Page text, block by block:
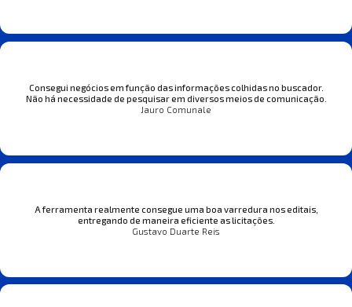
Consegui negócios em função das informações colhidas no buscador.
Não há necessidade de pesquisar em diversos meios de comunicação.
Jauro Comunale
A ferramenta realmente consegue uma boa varredura nos editais,
entregando de maneira eficiente as licitações.
Gustavo Duarte Reis